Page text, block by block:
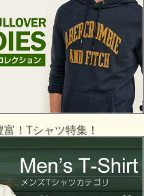
！Tシャツ特集！